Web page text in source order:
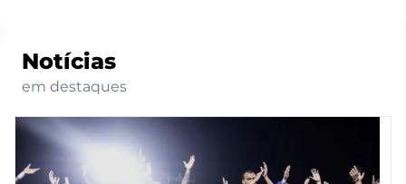
Notícias
em destaques